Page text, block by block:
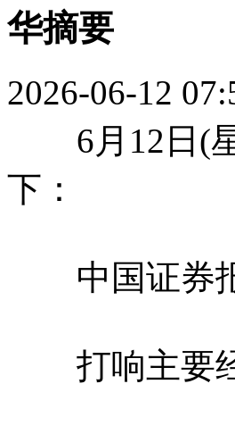
华摘要
2026-06-12
6月12日(星
下：
中国证券
打响主要经